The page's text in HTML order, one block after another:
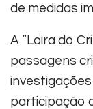
de medidas
A “Loira do
passagens
participação